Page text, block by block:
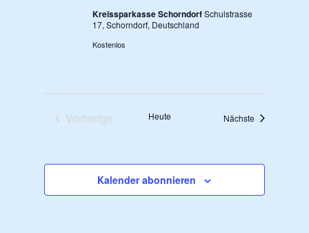
Kreissparkasse SchorndorfSchulstrasse
17, Schorndorf, Deutschland
Kostenlos
Vorherige
Heute Nächste
Kalender abonnieren